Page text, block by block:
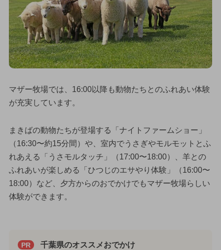
マザー牧場では、16:00以降も動物たちとのふれあい体験
が充実しています。
まきばの動物たちが登場する「ナイトファームショー」
（16:30〜約15分間）や、室内でうさぎやモルモットとふ
れあえる「うさモルタッチ」（17:00〜18:00）、羊との
ふれあいが楽しめる「ひつじのエサやり体験」（16:00〜
18:00）など、夕方からのおでかけでもマザー牧場らしい
体験ができます。
PR 千葉県のオススメおでかけ